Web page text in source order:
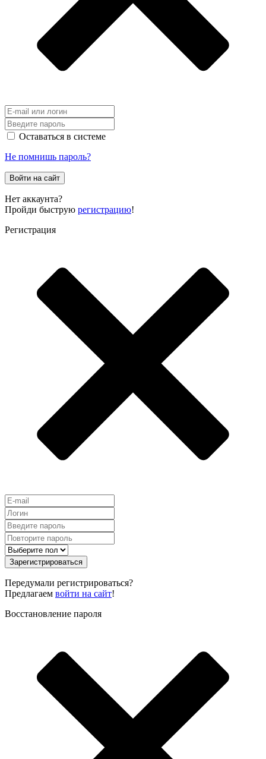
Оставаться в системе
Не помнишь пароль?
Войти на сайт
Нет аккаунта?
Пройди быструю регистрацию!
Регистрация
Зарегистрироваться
Передумали регистрироваться?
Предлагаем войти на сайт!
Восстановление пароля